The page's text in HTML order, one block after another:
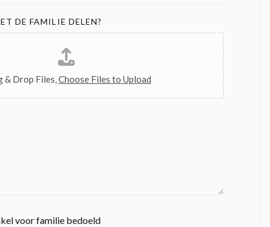
DE FAMILIE DELEN?
& Drop Files,Choose Files to Upload
voor familie bedoeld